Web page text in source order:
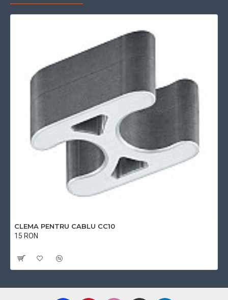
CLEMA PENTRU CABLU CC10
15 RON